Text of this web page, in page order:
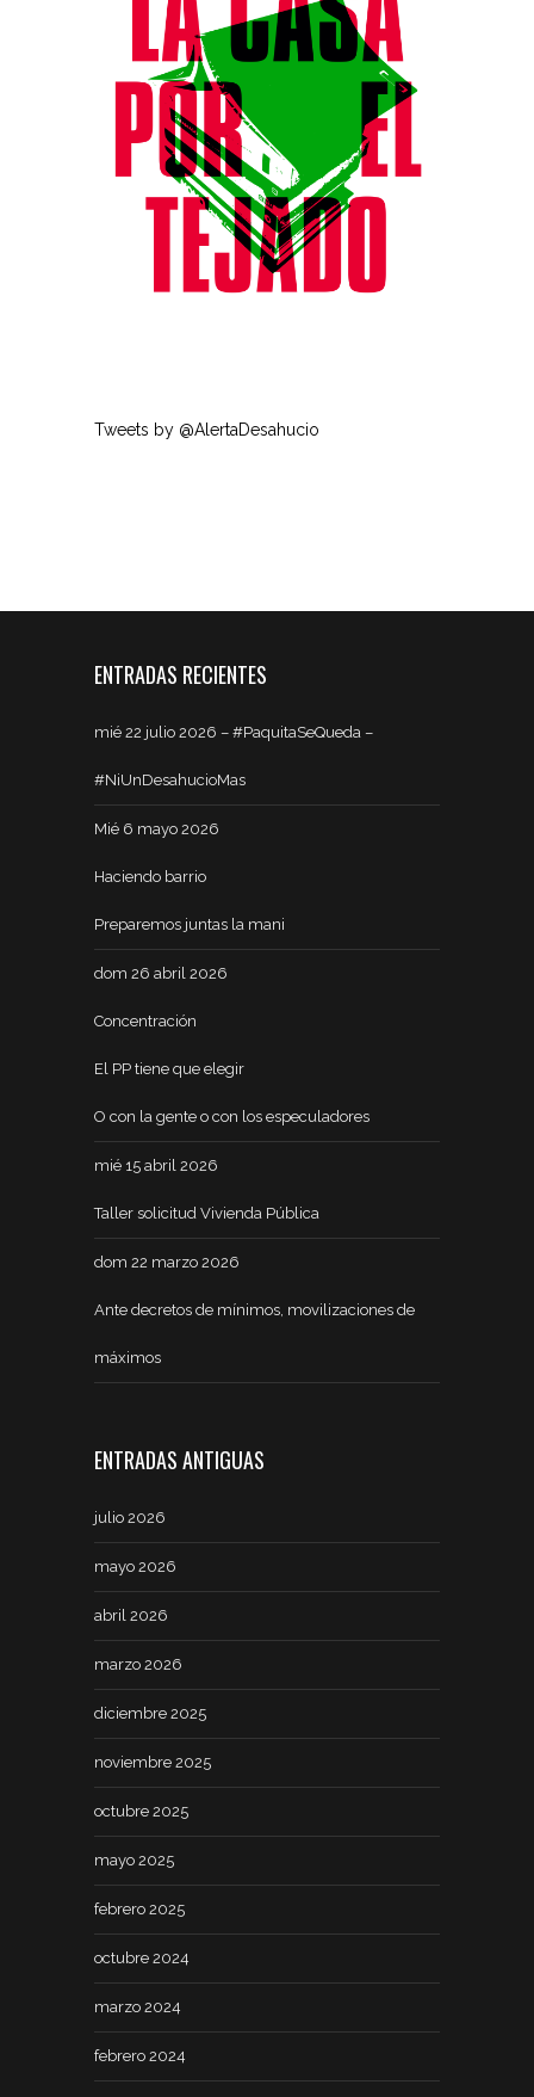
Tweets by @AlertaDesahucio
ENTRADAS RECIENTES
mié 22 julio 2026 – #PaquitaSeQueda –
#NiUnDesahucioMas
Mié 6 mayo 2026
Haciendo barrio
Preparemos juntas la mani
dom 26 abril 2026
Concentración
El PP tiene que elegir
O con la gente o con los especuladores
mié 15 abril 2026
Taller solicitud Vivienda Pública
dom 22 marzo 2026
Ante decretos de mínimos, movilizaciones de
máximos
ENTRADAS ANTIGUAS
julio 2026
mayo 2026
abril 2026
marzo 2026
diciembre 2025
noviembre 2025
octubre 2025
mayo 2025
febrero 2025
octubre 2024
marzo 2024
febrero 2024